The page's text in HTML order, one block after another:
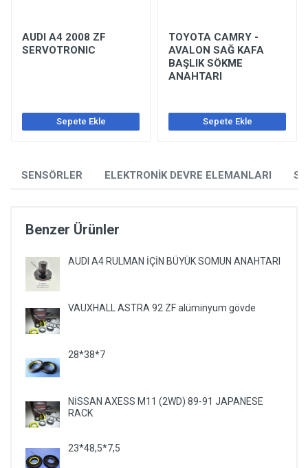
SENSÖRLER ELEKTRONİK DEVRE ELEMANLARI
Benzer Ürünler
AUDI A4 RULMAN İÇİN BÜYÜK SOMUN ANAHTARI
VAUXHALL ASTRA 92 ZF alüminyum gövde
28*38*7
NİSSAN AXESS M11 (2WD) 89-91 JAPANESE
RACK
23*48,5*7,5
AUDI A4 2008 ZF
SERVOTRONIC
Sepete Ekle
TOYOTA CAMRY -
AVALON SAĞ KAFA
BAŞLIK SÖKME
ANAHTARI
Sepete Ekle